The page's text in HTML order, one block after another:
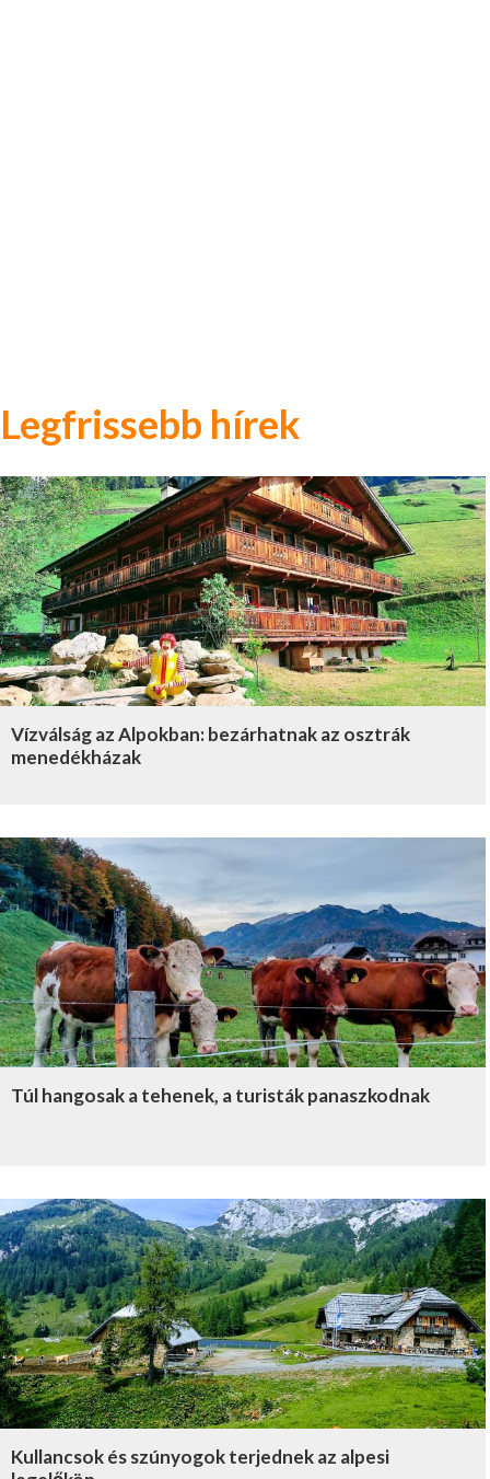
Legfrissebb hírek
Vízválság az Alpokban: bezárhatnak az osztrák
menedékházak
Túl hangosak a tehenek, a turisták panaszkodnak
Kullancsok és szúnyogok terjednek az alpesi